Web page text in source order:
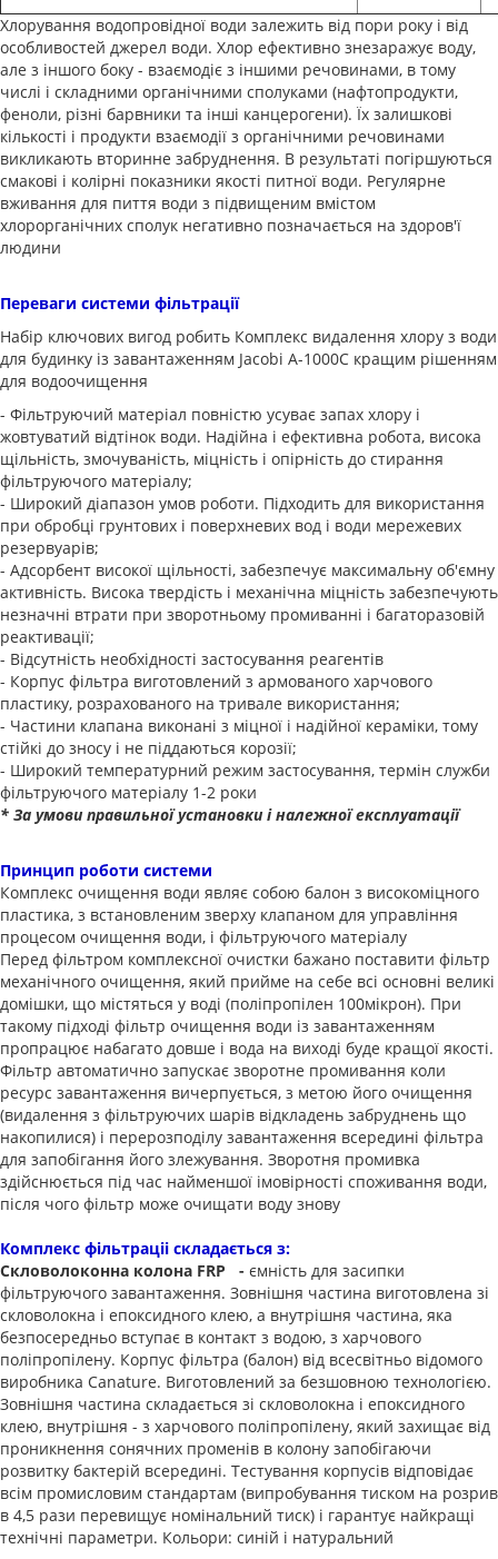
Хлорування водопровідної води залежить від пори року і від
особливостей джерел води. Хлор ефективно знезаражує воду,
але з іншого боку - взаємодіє з іншими речовинами, в тому
числі і складними органічними сполуками (нафтопродукти,
феноли, різні барвники та інші канцерогени). Їх залишкові
кількості і продукти взаємодії з органічними речовинами
викликають вторинне забруднення. В результаті погіршуються
смакові і колірні показники якості питної води. Регулярне
вживання для пиття води з підвищеним вмістом
хлорорганічних сполук негативно позначається на здоров'ї
людини
Переваги системи фільтрації
Набір ключових вигод робить Комплекс видалення хлору з води
для будинку із завантаженням Jacobi A-1000C кращим рішенням
для водоочищення
- Фільтруючий матеріал повністю усуває запах хлору і
жовтуватий відтінок води. Надійна і ефективна робота, висока
щільність, змочуваність, міцність і опірність до стирання
фільтруючого матеріалу;
- Широкий діапазон умов роботи. Підходить для використання
при обробці грунтових і поверхневих вод і води мережевих
резервуарів;
- Адсорбент високої щільності, забезпечує максимальну об'ємну
активність. Висока твердість і механічна міцність забезпечують
незначні втрати при зворотньому промиванні і багаторазовій
реактивації;
- Відсутність необхідності застосування реагентів
- Корпус фільтра виготовлений з армованого харчового
пластику, розрахованого на тривале використання;
- Частини клапана виконані з міцної і надійної кераміки, тому
стійкі до зносу і не піддаються корозії;
- Широкий температурний режим застосування, термін служби
фільтруючого матеріалу 1-2 роки
* За умови правильної установки і належної експлуатації
Принцип роботи системи
Комплекс очищення води являє собою балон з високоміцного
пластика, з встановленим зверху клапаном для управління
процесом очищення води, і фільтруючого матеріалу
Перед фільтром комплексної очистки бажано поставити фільтр
механічного очищення, який прийме на себе всі основні великі
домішки, що містяться у воді (поліпропілен 100мікрон). При
такому підході фільтр очищення води із завантаженням
пропрацює набагато довше і вода на виході буде кращої якості.
Фільтр автоматично запускає зворотне промивання коли
ресурс завантаження вичерпується, з метою його очищення
(видалення з фільтруючих шарів відкладень забруднень що
накопилися) і перерозподілу завантаження всередині фільтра
для запобігання його злежування. Зворотня промивка
здійснюється під час найменшої імовірності споживання води,
після чого фільтр може очищати воду знову
Комплекс фільтраціі складається з:
Скловолоконна колона FRP - ємність для засипки
фільтруючого завантаження. Зовнішня частина виготовлена ​​зі
скловолокна і епоксидного клею, а внутрішня частина, яка
безпосередньо вступає в контакт з водою, з харчового
поліпропілену. Корпус фільтра (балон) від всесвітньо відомого
виробника Canature. Виготовлений за безшовною технологією.
Зовнішня частина складається зі скловолокна і епоксидного
клею, внутрішня - з харчового поліпропілену, який захищає від
проникнення сонячних променів в колону запобігаючи
розвитку бактерій всередині. Тестування корпусів відповідає
всім промисловим стандартам (випробування тиском на розрив
в 4,5 рази перевищує номінальний тиск) і гарантує найкращі
технічні параметри. Кольори: синій і натуральний